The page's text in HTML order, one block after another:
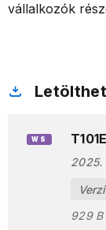
vállalkozók
WS
2025.
929 B